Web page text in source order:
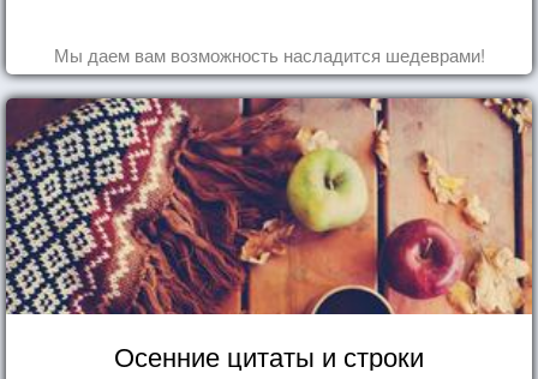
Мы даем вам возможность насладится шедеврами!
Осенние цитаты и строки